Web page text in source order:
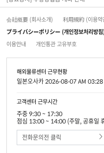
会社概要 (회사소개) 利用規約 (이용약
プライバシーポリシー (개인정보처리방
이용안내
개인통관 고유부호
해외물류센터 근무현황
일본오사카 2026-08-07 AM 03:28
고객센터 근무시간
주중 9:30 ~ 17:30
점심 13:00 ~ 14:00 (주말, 공휴일
전화문의전 클릭